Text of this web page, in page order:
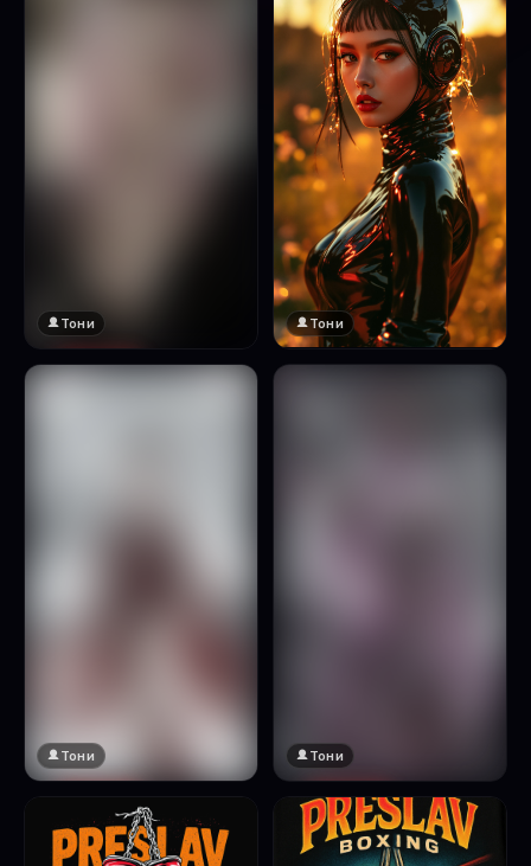
🔞 18+
Тони Тони
Натисни за преглед
Тони
🔞 18+
Натисни за преглед
Тони